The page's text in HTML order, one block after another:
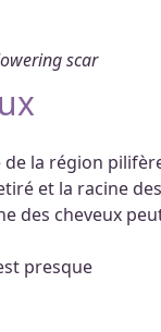
scar
de la région
et la racine des
des cheveux
presque